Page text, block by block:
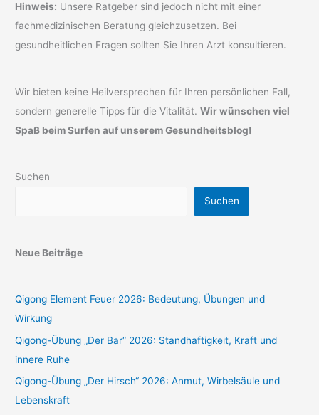
Hinweis: Unsere Ratgeber sind jedoch nicht mit einer
fachmedizinischen Beratung gleichzusetzen. Bei
gesundheitlichen Fragen sollten Sie Ihren Arzt konsultieren.
Wir bieten keine Heilversprechen für Ihren persönlichen Fall,
sondern generelle Tipps für die Vitalität.Wir wünschen viel
Spaß beim Surfen auf unserem Gesundheitsblog!
Suchen
Suchen
Neue Beiträge
Qigong Element Feuer 2026: Bedeutung, Übungen und
Wirkung
Qigong-Übung „Der Bär“ 2026: Standhaftigkeit, Kraft und
innere Ruhe
Qigong-Übung „Der Hirsch“ 2026: Anmut, Wirbelsäule und
Lebenskraft